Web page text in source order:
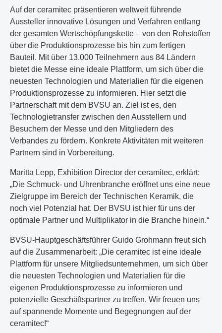
Auf der ceramitec präsentieren weltweit führende
Aussteller innovative Lösungen und Verfahren entlang
der gesamten Wertschöpfungskette – von den Rohstoffen
über die Produktionsprozesse bis hin zum fertigen
Bauteil. Mit über 13.000 Teilnehmern aus 84 Ländern
bietet die Messe eine ideale Plattform, um sich über die
neuesten Technologien und Materialien für die eigenen
Produktionsprozesse zu informieren. Hier setzt die
Partnerschaft mit dem BVSU an. Ziel ist es, den
Technologietransfer zwischen den Ausstellern und
Besuchern der Messe und den Mitgliedern des
Verbandes zu fördern. Konkrete Aktivitäten mit weiteren
Partnern sind in Vorbereitung.
Maritta Lepp, Exhibition Director der ceramitec, erklärt:
„Die Schmuck- und Uhrenbranche eröffnet uns eine neue
Zielgruppe im Bereich der Technischen Keramik, die
noch viel Potenzial hat. Der BVSU ist hier für uns der
optimale Partner und Multiplikator in die Branche hinein.“
BVSU-Hauptgeschäftsführer Guido Grohmann freut sich
auf die Zusammenarbeit: „Die ceramitec ist eine ideale
Plattform für unsere Mitgliedsunternehmen, um sich über
die neuesten Technologien und Materialien für die
eigenen Produktionsprozesse zu informieren und
potenzielle Geschäftspartner zu treffen. Wir freuen uns
auf spannende Momente und Begegnungen auf der
ceramitec!“